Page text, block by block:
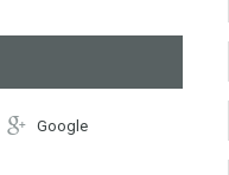
Google